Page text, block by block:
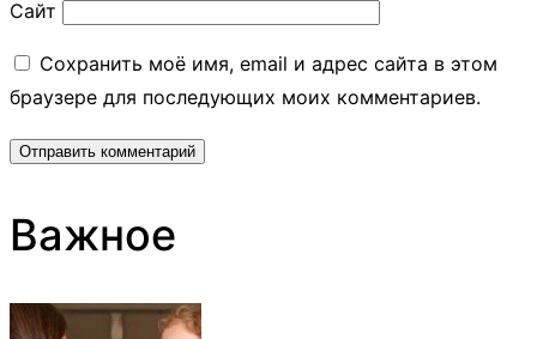
Сайт
Сохранить моё имя, email и адрес сайта в этом
браузере для последующих моих комментариев.
Важное